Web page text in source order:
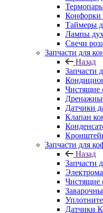
Конфорки
Таймеры
Лампы
Свечи
Запчасти для
Назад
Запчасти
Чистящие
Датчики
Клапан
Запчасти для
Назад
Запчасти
Чистящие
Датчики